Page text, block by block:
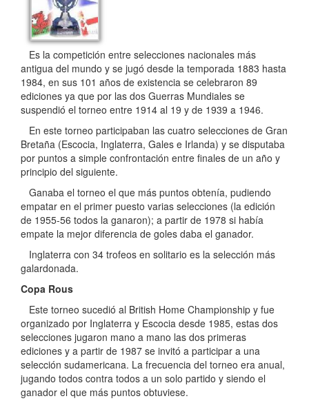
Es la competición entre selecciones nacionales más
antigua del mundo y se jugó desde la temporada 1883 hasta
1984, en sus 101 años de existencia se celebraron 89
ediciones ya que por las dos Guerras Mundiales se
suspendió el torneo entre 1914 al 19 y de 1939 a 1946.
En este torneo participaban las cuatro selecciones de Gran
Bretaña (Escocia, Inglaterra, Gales e Irlanda) y se disputaba
por puntos a simple confrontación entre finales de un año y
principio del siguiente.
Ganaba el torneo el que más puntos obtenía, pudiendo
empatar en el primer puesto varias selecciones (la edición
de 1955-56 todos la ganaron); a partir de 1978 si había
empate la mejor diferencia de goles daba el ganador.
Inglaterra con 34 trofeos en solitario es la selección más
galardonada.
Copa Rous
Este torneo sucedió al British Home Championship y fue
organizado por Inglaterra y Escocia desde 1985, estas dos
selecciones jugaron mano a mano las dos primeras
ediciones y a partir de 1987 se invitó a participar a una
selección sudamericana. La frecuencia del torneo era anual,
jugando todos contra todos a un solo partido y siendo el
ganador el que más puntos obtuviese.